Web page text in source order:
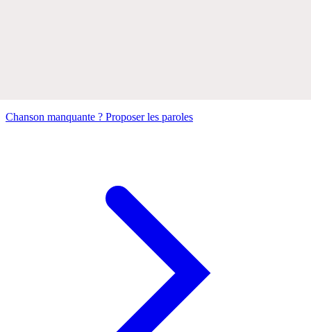
Chanson manquante ? Proposer les paroles